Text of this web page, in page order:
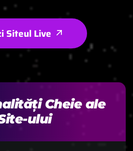
Siteul Live
Cheie ale
ului